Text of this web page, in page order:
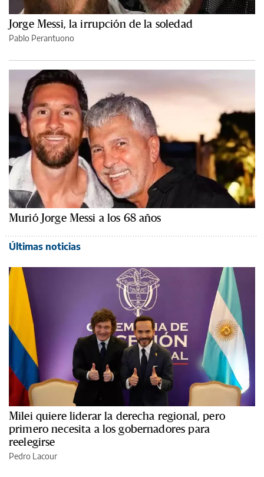
Jorge Messi, la irrupción de la soledad
Pablo Perantuono
Murió Jorge Messi a los 68 años
Últimas noticias
Milei quiere liderar la derecha regional, pero
primero necesita a los gobernadores para
reelegirse
Pedro Lacour